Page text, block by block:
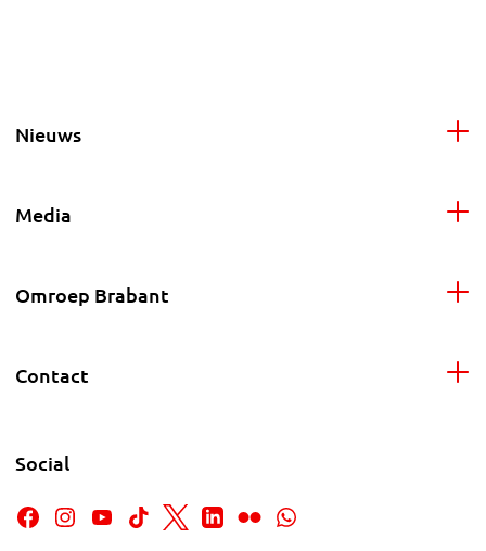
Nieuws
Media
Omroep Brabant
Contact
Social